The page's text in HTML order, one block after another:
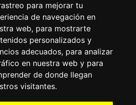
para mejorar tu
de navegación en
web, para mostrarte
personalizados y
adecuados, para analizar
en nuestra web y para
de donde llegan
visitantes.
de gordofobia. Una cosa
también. Gordofobia Y es
es algo que existe. Algo
sufrimos en silencio
al igual que en el
vendiendo siempre
y en…